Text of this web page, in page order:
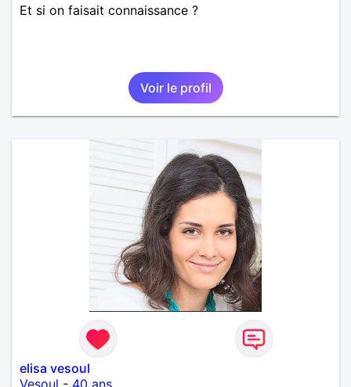
Et si on faisait connaissance ?
Voir le profil
elisa vesoul
Vesoul - 40 ans